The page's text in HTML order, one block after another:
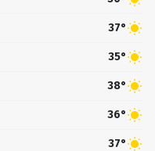
37°
35°
38°
36°
37°